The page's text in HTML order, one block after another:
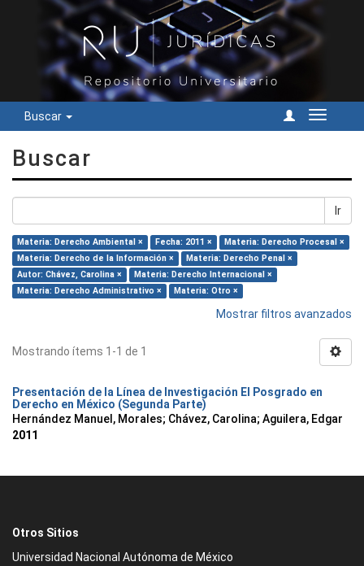
Buscar
Cambiar
Buscar
Ir
Materia: Derecho Ambiental × Fecha: 2011 ×
Materia: Derecho Procesal ×
Materia: Derecho de la Información ×
Materia: Derecho Penal ×
Autor: Chávez, Carolina ×
Materia: Derecho Internacional ×
Materia: Derecho Administrativo ×
Materia: Otro ×
Mostrar filtros avanzados
Mostrando ítems 1-1 de 1
Presentación de la Línea de Investigación El Posgrado en
Derecho en México (Segunda Parte)
Hernández Manuel, Morales; Chávez, Carolina; Aguilera, Edgar
2011
Otros Sitios
Universidad Nacional Autónoma de México